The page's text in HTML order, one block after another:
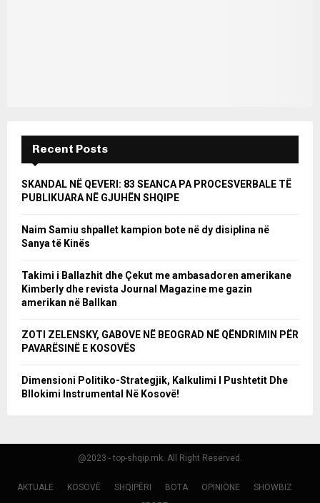
Recent Posts
SKANDAL NË QEVERI: 83 SEANCA PA PROCESVERBALE TË
PUBLIKUARA NË GJUHËN SHQIPE
Naim Samiu shpallet kampion bote në dy disiplina në
Sanya të Kinës
Takimi i Ballazhit dhe Çekut me ambasadoren amerikane
Kimberly dhe revista Journal Magazine me gazin
amerikan në Ballkan
ZOTI ZELENSKY, GABOVE NË BEOGRAD NË QËNDRIMIN PËR
PAVARËSINË E KOSOVËS
Dimensioni Politiko-Strategjik, Kalkulimi I Pushtetit Dhe
Bllokimi Instrumental Në Kosovë!
@2023 - top-shqip.mk. All Right Reserved.
AKTUALE KOSOVË SHQIPËRI BOTA OPINIONE
SHOWBIZ